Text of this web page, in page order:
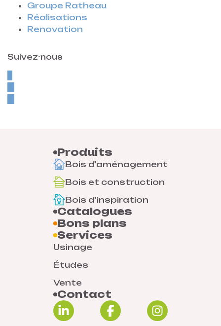
Groupe Ratheau
Réalisations
Renovation
Suivez-nous
Produits
Bois d'aménagement
Bois et construction
Bois d'inspiration
Catalogues
Bons plans
Services
Usinage
Études
Vente
Contact